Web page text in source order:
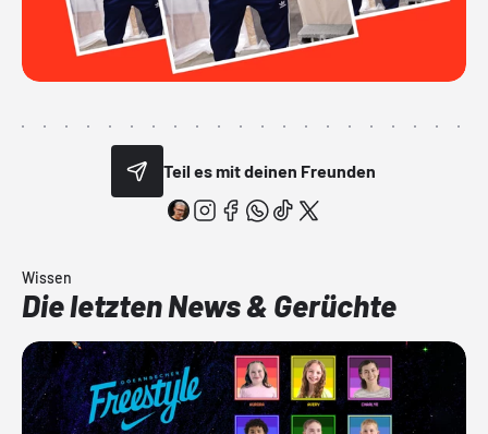
Teil es mit deinen Freunden
Wissen
Die letzten News & Gerüchte